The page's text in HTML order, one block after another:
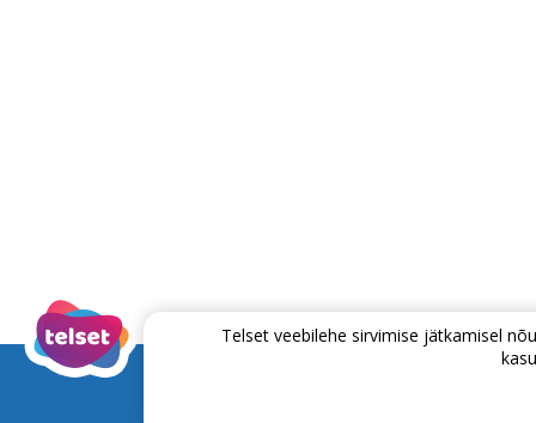
Telset veebilehe sirvimise jätkamisel